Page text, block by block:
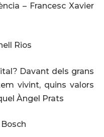
– Francesc Xavier
Rios
Davant dels grans
vivint, quins valors
Àngel Prats